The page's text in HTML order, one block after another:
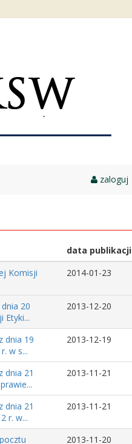
zaloguj
data publikacji
Komisji
2014-01-23
20
Etyki...
2013-12-20
dnia 19
w s...
2013-12-19
dnia 21
2013-11-21
dnia 21
r. w...
2013-11-21
2013-11-20